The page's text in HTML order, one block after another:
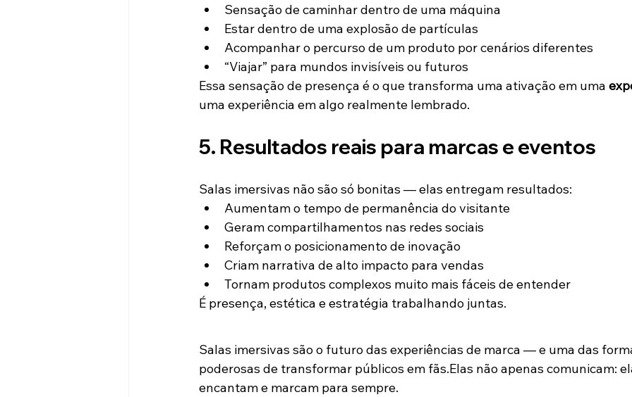
Sensação de caminhar dentro de uma máquina
Estar dentro de uma explosão de partículas
Acompanhar o percurso de um produto por cenários diferentes
“Viajar” para mundos invisíveis ou futuros
Essa sensação de presença é o que transforma uma ativação em uma
uma experiência em algo realmente lembrado.
5. Resultados reais para marcas e eventos
Salas imersivas não são só bonitas — elas entregam resultados:
Aumentam o tempo de permanência do visitante
Geram compartilhamentos nas redes sociais
Reforçam o posicionamento de inovação
Criam narrativa de alto impacto para vendas
Tornam produtos complexos muito mais fáceis de entender
É presença, estética e estratégia trabalhando juntas.
Salas imersivas são o futuro das experiências de marca — e uma das
poderosas de transformar públicos em fãs.Elas não apenas comunicam:
encantam e marcam para sempre.